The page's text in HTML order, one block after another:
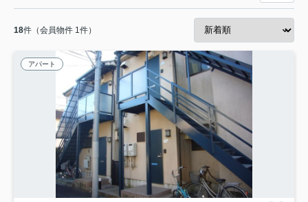
18件（会員物件 1件）
アパート